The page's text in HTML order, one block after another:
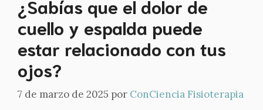
¿Sabías que el dolor de
cuello y espalda puede
estar relacionado con tus
ojos?
7 de marzo de 2025 por ConCiencia Fisioterapia